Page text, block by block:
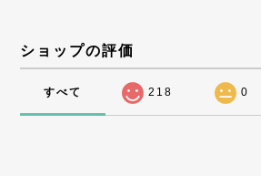
ショップの評価
すべて 218 0